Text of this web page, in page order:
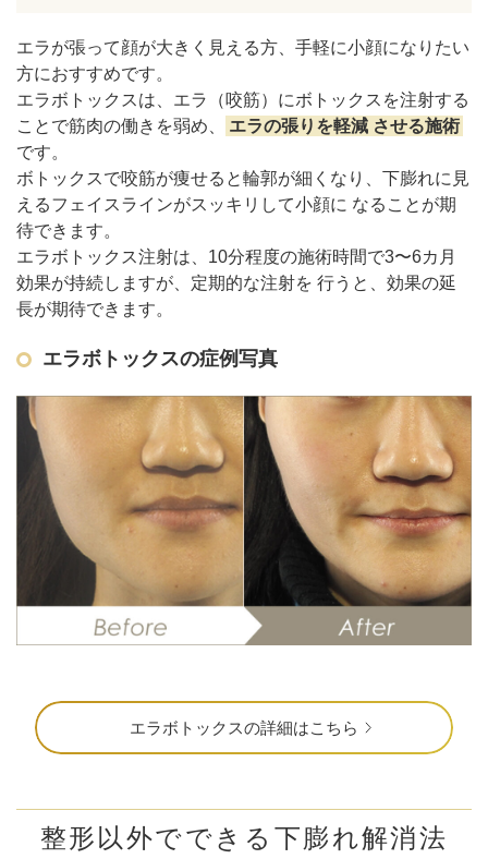
エラが張って顔が大きく見える方、手軽に小顔になりたい
方におすすめです。
エラボトックスは、エラ（咬筋）にボトックスを注射する
ことで筋肉の働きを弱め、
エラの張りを軽減 させる施術
です。
ボトックスで咬筋が痩せると輪郭が細くなり、下膨れに見
えるフェイスラインがスッキリして小顔に なることが期
待できます。
エラボトックス注射は、10分程度の施術時間で3〜6カ月
効果が持続しますが、定期的な注射を 行うと、効果の延
長が期待できます。
エラボトックスの症例写真
エラボトックスの詳細はこちら
整形以外でできる下膨れ解消法